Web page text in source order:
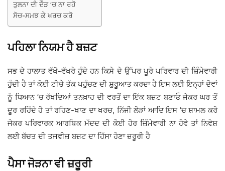
ਤੁਲਨਾ ਦੀ ਦੌੜ ’ਚ ਨਾ ਰਹੋ
ਸੋਚ-ਸਮਝ ਕੇ ਖਰਚ ਕਰੋ
ਪਹਿਲਾ ਨਿਯਮ ਹੈ ਬਜ਼ਟ
ਸਭ ਦੇ ਹਾਲਾਤ ਵੱਖੋ-ਵੱਖਰੇ ਹੁੰਦੇ ਹਨ ਕਿਸੇ ਦੇ ਉੱਪਰ ਪੂਰੇ ਪਰਿਵਾਰ ਦੀ ਜ਼ਿੰਮੇਵਾਰੀ
ਹੁੰਦੀ ਹੈ ਤਾਂ ਕੋਈ ਟੀਚੇ ਤੱਕ ਪਹੁੰਚਣ ਦੀ ਸ਼ੁਰੂਆਤ ਕਰਦਾ ਹੈ ਇਸ ਲਈ ਇਨ੍ਹਾਂ ਦੋਵਾਂ
ਨੂੰ ਧਿਆਨ ’ਚ ਰੱਖਦਿਆਂ ਤਨਖ਼ਾਹ ਦੀ ਵਰਤੋਂ ਦਾ ਇੱਕ ਬਜ਼ਟ ਬਣਾਓ ਜੇਕਰ ਘਰ ਤੋਂ
ਦੂਰ ਰਹਿੰਦੇ ਹੋ ਤਾਂ ਰਹਿਣ-ਖਾਣ ਦਾ ਖਰਚ, ਨਿੱਜੀ ਲੋੜਾਂ ਆਦਿ ਇਸ ’ਚ ਸ਼ਾਮਲ ਕਰੋ
ਜੇਕਰ ਪਰਿਵਾਰਕ ਆਰਥਿਕ ਮੱਦਦ ਦੀ ਕੋਈ ਹੋਰ ਜ਼ਿੰਮੇਵਾਰੀ ਨਾ ਹੋਵੇ ਤਾਂ ਨਿਵੇਸ਼
ਲਈ ਬੱਚਤ ਦੀ ਤਜਵੀਜ਼ ਬਜ਼ਟ ਦਾ ਹਿੱਸਾ ਹੋਣਾ ਜ਼ਰੂਰੀ ਹੈ
ਪੈਸਾ ਜੋੜਨਾ ਵੀ ਜ਼ਰੂਰੀ